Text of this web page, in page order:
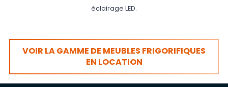
éclairage LED.
VOIR LA GAMME DE MEUBLES FRIGORIFIQUES
EN LOCATION